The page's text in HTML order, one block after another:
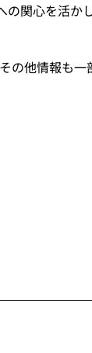
の関心を活か
の他情報も一